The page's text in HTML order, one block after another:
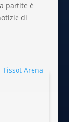
partite è
di